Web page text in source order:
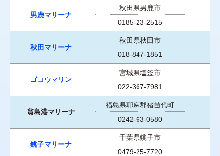
男鹿マリーナ
秋田県男鹿市
0185-23-2515
秋田マリーナ
秋田県秋田市
018-847-1851
ゴコウマリン
宮城県塩釜市
022-367-7981
翁島港マリーナ
福島県耶麻郡猪苗代町
0242-63-0580
銚子マリーナ
千葉県銚子市
0479-25-7720